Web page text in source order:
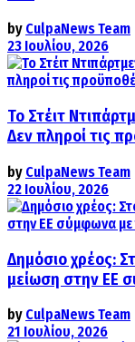
by CulpaNews Team
23 Ιουλίου, 2026
Το Στέιτ
Δεν πληροί τις
by CulpaNews Team
22 Ιουλίου, 2026
Δημόσιο χρέος:
μείωση στην ΕΕ
by CulpaNews Team
21 Ιουλίου, 2026